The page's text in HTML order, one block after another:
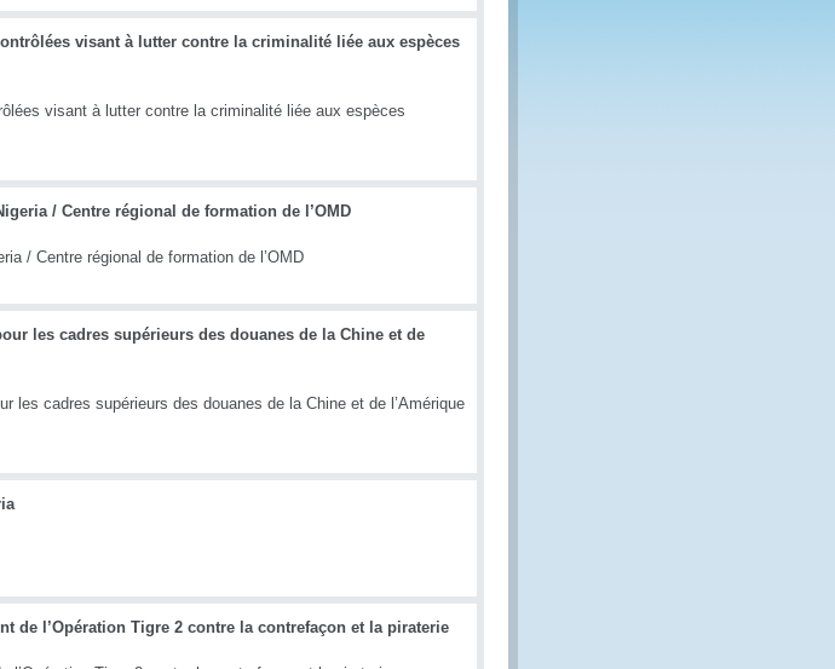
visant à lutter contre la criminalité liée aux espèces
visant à lutter contre la criminalité liée aux espèces
/ Centre régional de formation de l’OMD
/ Centre régional de formation de l’OMD
les cadres supérieurs des douanes de la Chine et de
les cadres supérieurs des douanes de la Chine et de l’Amérique
de l’Opération Tigre 2 contre la contrefaçon et la piraterie